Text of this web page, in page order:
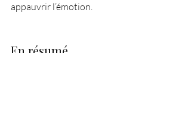
appauvrir l’émotion.
En résumé